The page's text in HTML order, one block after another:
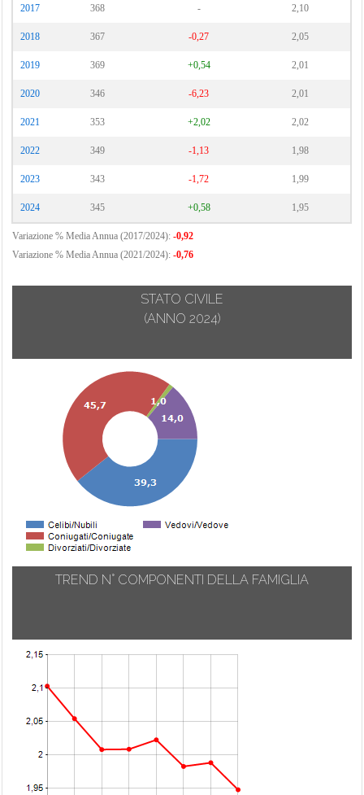
2017 368 - 2,10
2018 367 -0,27 2,05
2019 369 +0,54 2,01
2020 346 -6,23 2,01
2021 353 +2,02 2,02
2022 349 -1,13 1,98
2023 343 -1,72 1,99
2024 345 +0,58 1,95
Variazione % Media Annua (2017/2024): -0,92
Variazione % Media Annua (2021/2024): -0,76
STATO CIVILE
(ANNO 2024)
TREND N° COMPONENTI DELLA FAMIGLIA